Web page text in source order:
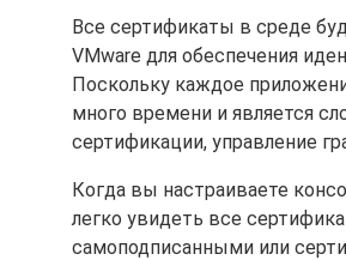
Все сертификаты в среде
VMware для обеспечения
Поскольку каждое
много времени и является
сертификации, управление
Когда вы настраиваете
легко увидеть все
самоподписанными или